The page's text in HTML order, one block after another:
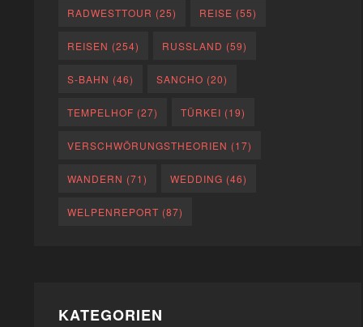
RADWESTTOUR (25) REISE (55)
REISEN (254) RUSSLAND (59)
S-BAHN (46) SANCHO (20)
TEMPELHOF (27) TÜRKEI (19)
VERSCHWÖRUNGSTHEORIEN (17)
WANDERN (71) WEDDING (46)
WELPENREPORT (87)
KATEGORIEN